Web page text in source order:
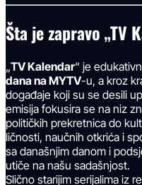
Šta je zapravo „TV
„TV Kalendar“ je
dana na MYTV-u, a kroz
događaje koji su se desili
emisija fokusira se na niz
političkih prekretnica do
ličnosti, naučnih otkrića i
sa današnjim danom i
utiče na našu sadašnjost.
Slično starijim serijalima iz